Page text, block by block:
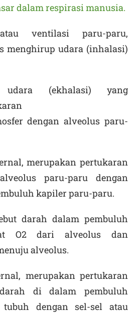
dalam respirasi manusia.
ventilasi paru-paru,
menghirup udara (inhalasi)
udara (ekhalasi) yang
dengan alveolus paru-
merupakan pertukaran
paru-paru dengan
kapiler paru-paru.
darah dalam pembuluh
O2dari alveolus dan
alveolus.
merupakan pertukaran
di dalam pembuluh
dengan sel-sel atau